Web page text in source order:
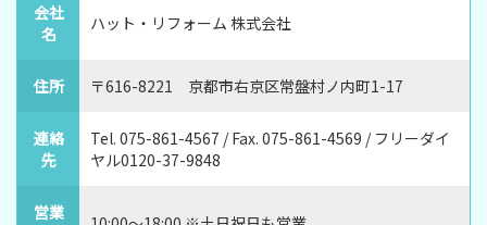
会社
名
ハット・リフォーム 株式会社
住所 〒616-8221 京都市右京区常盤村ノ内町1-17
連絡
先
Tel. 075-861-4567 / Fax. 075-861-4569 / フリーダイ
ヤル0120-37-9848
営業